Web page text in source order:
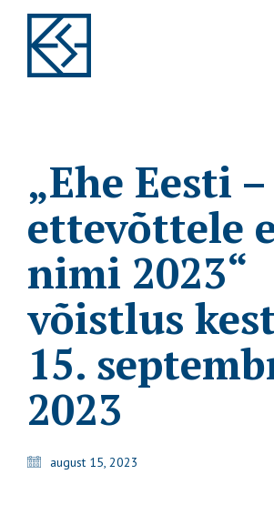
„Ehe Eesti
ettevõttele
nimi 2023“
võistlus
15.
2023
august 15, 2023